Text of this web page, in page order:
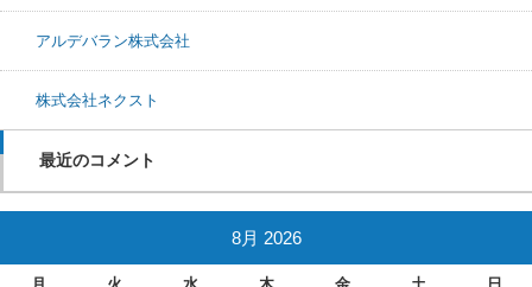
アルデバラン株式会社
株式会社ネクスト
最近のコメント
8月 2026